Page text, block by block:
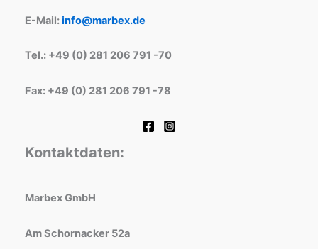
E-Mail:info@marbex.de
Tel.: +49 (0) 281 206 791 -70
Fax: +49 (0) 281 206 791 -78
Kontaktdaten:
Marbex GmbH
Am Schornacker 52a